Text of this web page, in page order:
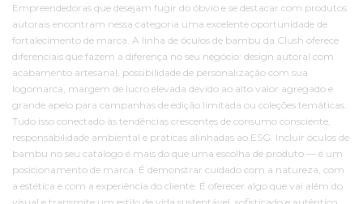
Empreendedoras que desejam fugir do óbvio e se destacar com produtos
autorais encontram nessa categoria uma excelente oportunidade de
fortalecimento de marca. A linha de óculos de bambu da Clush oferece
diferenciais que fazem a diferença no seu negócio: design autoral com
acabamento artesanal, possibilidade de personalização com sua
logomarca, margem de lucro elevada devido ao alto valor agregado e
grande apelo para campanhas de edição limitada ou coleções temáticas.
Tudo isso conectado às tendências crescentes de consumo consciente,
responsabilidade ambiental e práticas alinhadas ao ESG. Incluir óculos de
bambu no seu catálogo é mais do que uma escolha de produto — é um
posicionamento de marca. É demonstrar cuidado com a natureza, com
a estética e com a experiência do cliente. É oferecer algo que vai além do